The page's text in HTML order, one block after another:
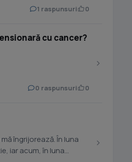
1 raspunsuri 0
cu cancer?
0 raspunsuri 0
îngrijorează. În luna
iar acum, în luna